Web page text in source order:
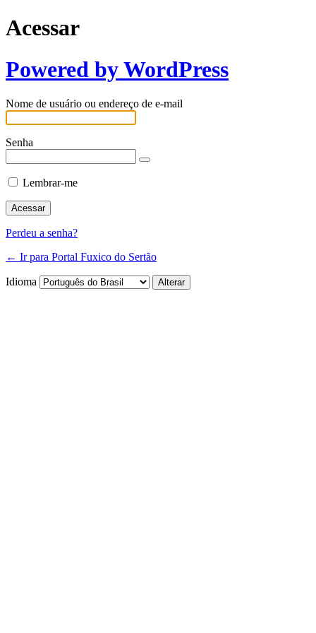
Acessar
Powered by WordPress
Nome de usuário ou endereço de e-mail
Senha
Lembrar-me
Perdeu a senha?
← Ir para Portal Fuxico do Sertão
Idioma